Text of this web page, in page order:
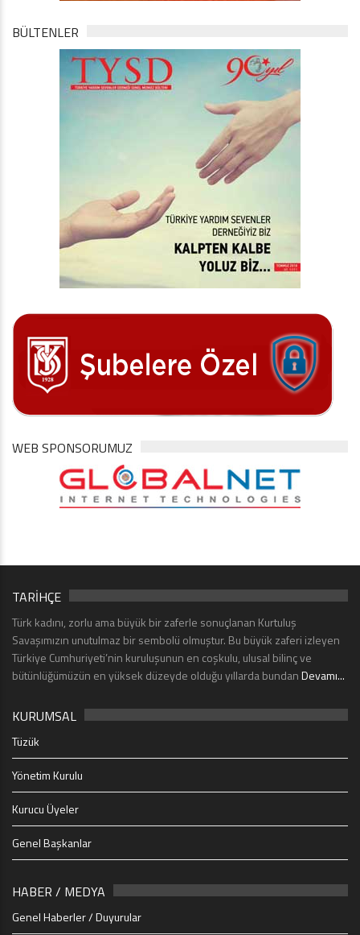
BÜLTENLER
WEB SPONSORUMUZ
TARİHÇE
Türk kadını, zorlu ama büyük bir zaferle sonuçlanan Kurtuluş
Savaşımızın unutulmaz bir sembolü olmuştur. Bu büyük zaferi izleyen
Türkiye Cumhuriyeti’nin kuruluşunun en coşkulu, ulusal bilinç ve
bütünlüğümüzün en yüksek düzeyde olduğu yıllarda bundanDevamı...
KURUMSAL
Tüzük
Yönetim Kurulu
Kurucu Üyeler
Genel Başkanlar
HABER / MEDYA
Genel Haberler / Duyurular